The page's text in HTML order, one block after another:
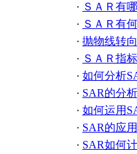
· ＳＡＲ有
· ＳＡＲ有
· 抛物线转
· ＳＡＲ指
· 如何分析
· SAR的分
· 如何运用
· SAR的应
· SAR如何